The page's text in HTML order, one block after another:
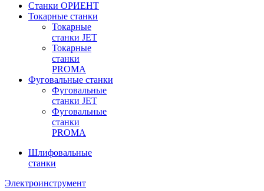
Станки ОРИЕНТ
Токарные станки
Toкарные
станки JET
Токарные
станки
PROMA
Фуговальные станки
Фуговальные
станки JET
Фуговальные
станки
PROMA
Шлифовальные
станки
Электроинструмент